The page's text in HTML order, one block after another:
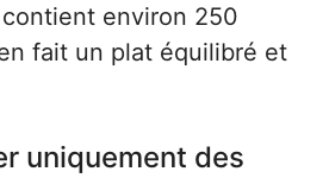
environ 250
fait un plat équilibré et
uniquement des